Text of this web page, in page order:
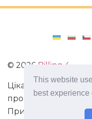
This website
best
© 2026 Billing 4
Цікаві та
про виживання в
Пригоди, маршрути